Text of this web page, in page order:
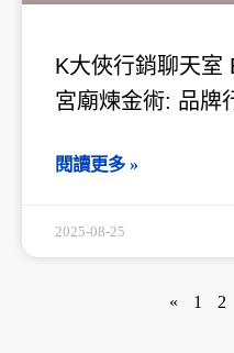
K大俠行銷聊天室
宮廟煉金術: 品牌
閱讀更多 »
2025-08-25
« 1 2